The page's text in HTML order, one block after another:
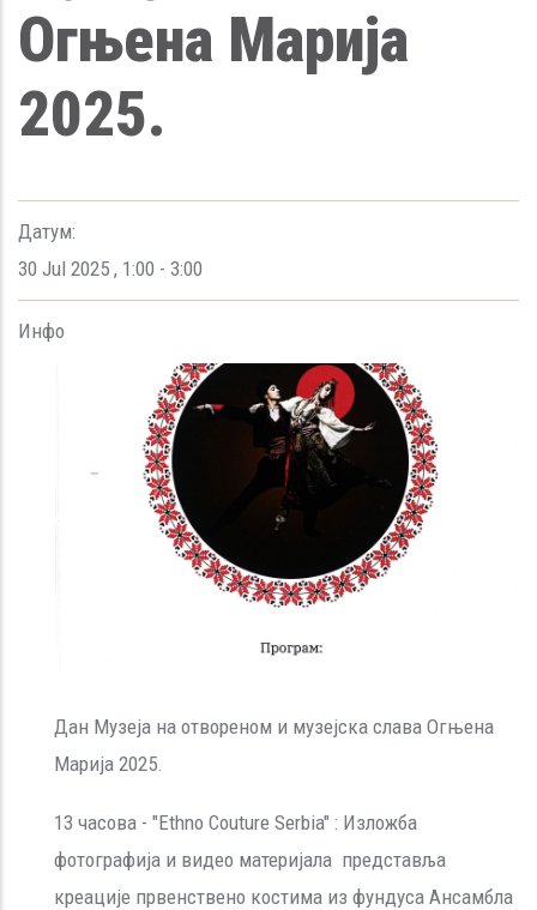
Огњена Марија
2025.
Датум:
30 Jul 2025 , 1:00 - 3:00
Инфо
Дан Музеја на отвореном и музејска слава Огњена
Марија 2025.
13 часова - "Ethno Couture Serbia" : Изложба
фотографија и видео материјала представља
креације првенствено костима из фундуса Ансамбла